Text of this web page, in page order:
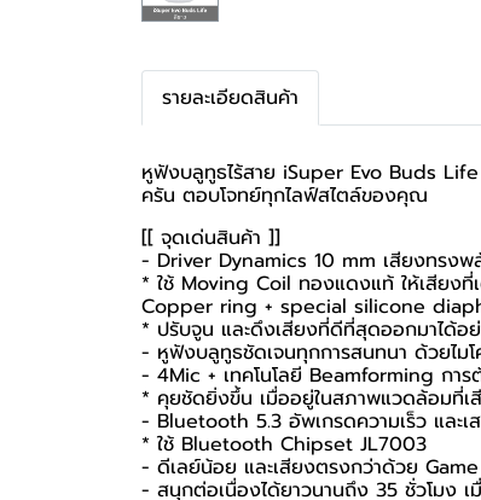
รายละเอียดสินค้า
หูฟังบลูทูธไร้สาย iSuper Evo Buds
ครัน ตอบโจทย์ทุกไลฟ์สไตล์ของคุณ
[[ จุดเด่นสินค้า ]]
- Driver Dynamics 10 mm เสียงทรงพ
* ใช้ Moving Coil ทองแดงแท้ ให้เสียงที่
Copper ring + special silicone
* ปรับจูน และดึงเสียงที่ดีที่สุดออกมาได้อ
- หูฟังบลูทูธชัดเจนทุกการสนทนา ด้วยไม
- 4Mic + เทคโนโลยี Beamforming การ
* คุยชัดยิ่งขึ้น เมื่ออยู่ในสภาพแวดล้อมที่เ
- Bluetooth 5.3 อัพเกรดความเร็ว และเ
* ใช้ Bluetooth Chipset JL7003
- ดีเลย์น้อย และเสียงตรงกว่าด้วย
- สนุกต่อเนื่องได้ยาวนานถึง 35 ชั่วโมง เ